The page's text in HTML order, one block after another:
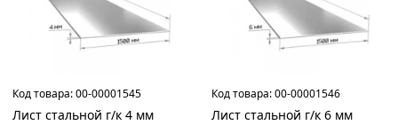
покрытия
Код товара:00-00001545
Лист стальной г/к 4 мм
Код товара:00-00001546
Лист стальной г/к 6 мм